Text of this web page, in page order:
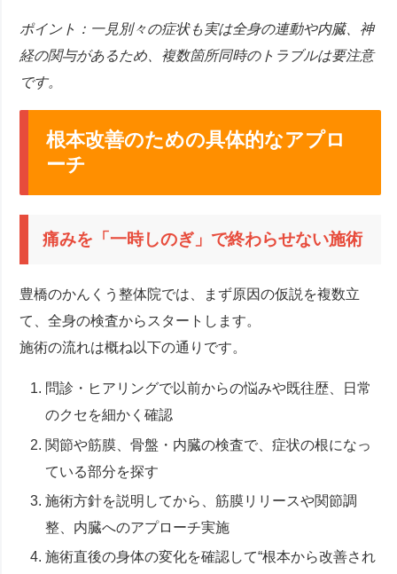
ポイント：一見別々の症状も実は全身の連動や内臓、神
経の関与があるため、複数箇所同時のトラブルは要注意
です。
根本改善のための具体的なアプロ
ーチ
痛みを「一時しのぎ」で終わらせない施術
豊橋のかんくう整体院では、まず原因の仮説を複数立
て、全身の検査からスタートします。
施術の流れは概ね以下の通りです。
問診・ヒアリングで以前からの悩みや既往歴、日常
のクセを細かく確認
関節や筋膜、骨盤・内臓の検査で、症状の根になっ
ている部分を探す
施術方針を説明してから、筋膜リリースや関節調
整、内臓へのアプローチ実施
施術直後の身体の変化を確認して“根本から改善され